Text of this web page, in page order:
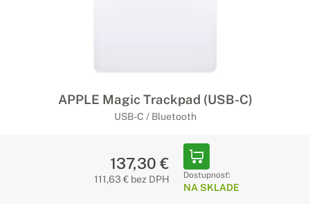
APPLE Magic Trackpad (USB-C)
USB-C / Bluetooth
137,30 €
111,63 € bez DPH Dostupnosť:
NA SKLADE